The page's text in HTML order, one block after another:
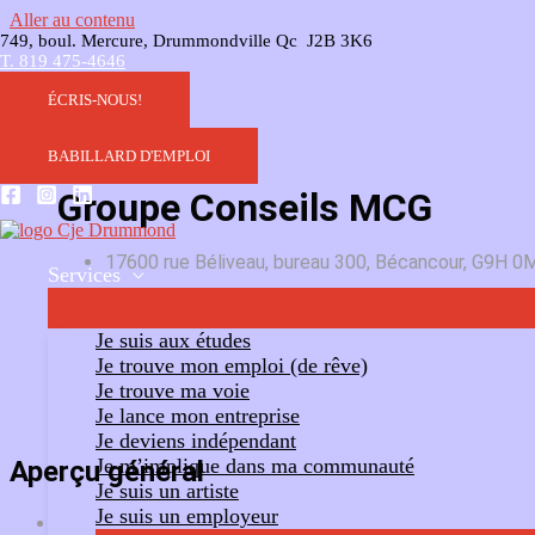
Aller au contenu
749, boul. Mercure, Drummondville Qc J2B 3K6
T. 819 475-4646
ÉCRIS-NOUS!
BABILLARD D'EMPLOI
Services
Je suis aux études
Je trouve mon emploi (de rêve)
Je trouve ma voie
Je lance mon entreprise
Je deviens indépendant
Je m’implique dans ma communauté
Je suis un artiste
Je suis un employeur
Groupe Conseils MCG
17600 rue Béliveau, bureau 300, Bécancour, G9H
Aperçu général